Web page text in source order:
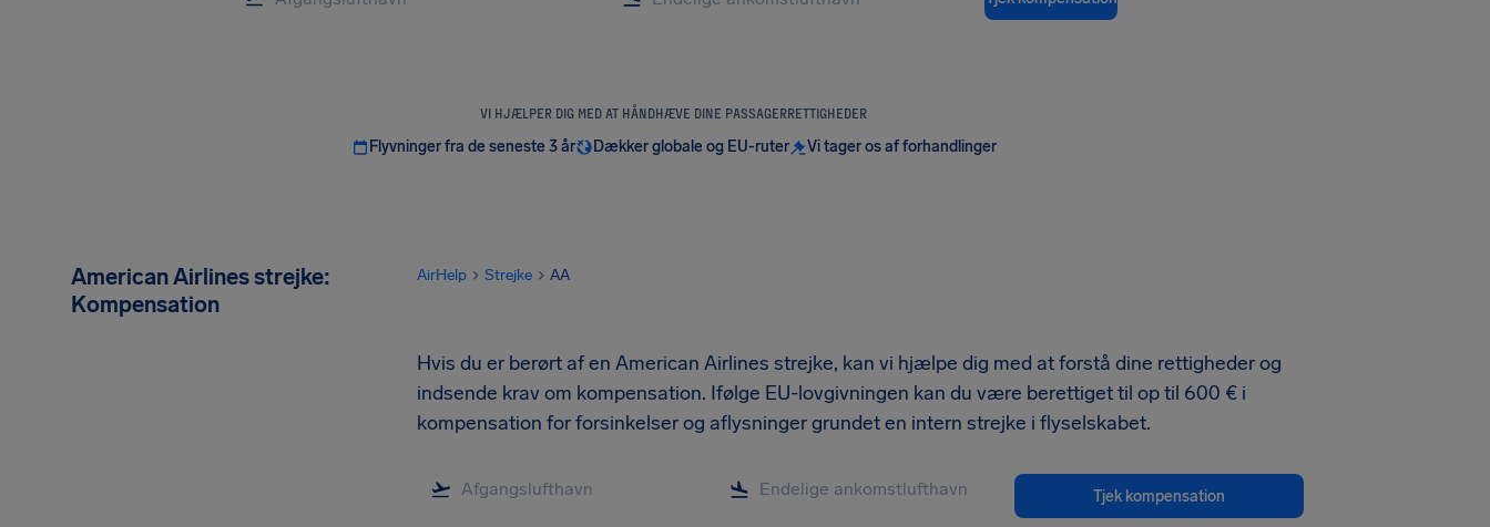
VI HJÆLPER DIG MED AT HÅNDHÆVE DINE PASSAGERRETTIGHEDER
Flyvninger fra de seneste 3 år Dækker globale og EU-ruter Vi tager os af forhandlinger
American Airlines strejke:
Kompensation
AirHelp Strejke AA
Hvis du er berørt af en American Airlines strejke, kan vi hjælpe dig med at forstå dine rettigheder og
indsende krav om kompensation. Ifølge EU-lovgivningen kan du være berettiget til op til 600 € i
kompensation for forsinkelser og aflysninger grundet en intern strejke i flyselskabet.
Tjek kompensation